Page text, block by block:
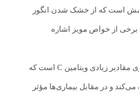
سیری می‌شود و به کنترل
(LDL) و افزایش کلسترول خوب (HDL) می‌شود که برای سلامت قلب
است که از خشک شدن انگور
از خواص مویز اشاره
مویز حاوی مقادیر زیادی ویتامین C است که
و در مقابل بیماری‌ها مؤثر